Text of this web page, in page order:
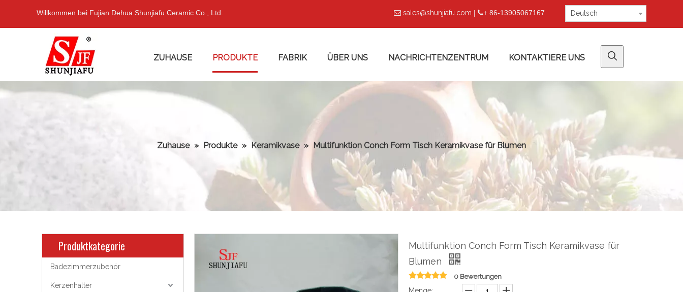
Willkommen bei Fujian Dehua Shunjiafu Ceramic Co., Ltd.  sales@shunjiafu.com | + 86-13905067167 Deutsch
ZUHAUSE PRODUKTE FABRIK ÜBER UNS NACHRICHTENZENTRUM KONTAKTIERE UNS
Zuhause » Produkte » Keramikvase » Multifunktion Conch Form Tisch Keramikvase für Blumen
Produktkategorie
Badezimmerzubehör
Kerzenhalter
Multifunktion Conch Form Tisch Keramikvase für
Blumen
0 Bewertungen